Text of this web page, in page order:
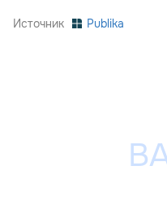
Источник Publika